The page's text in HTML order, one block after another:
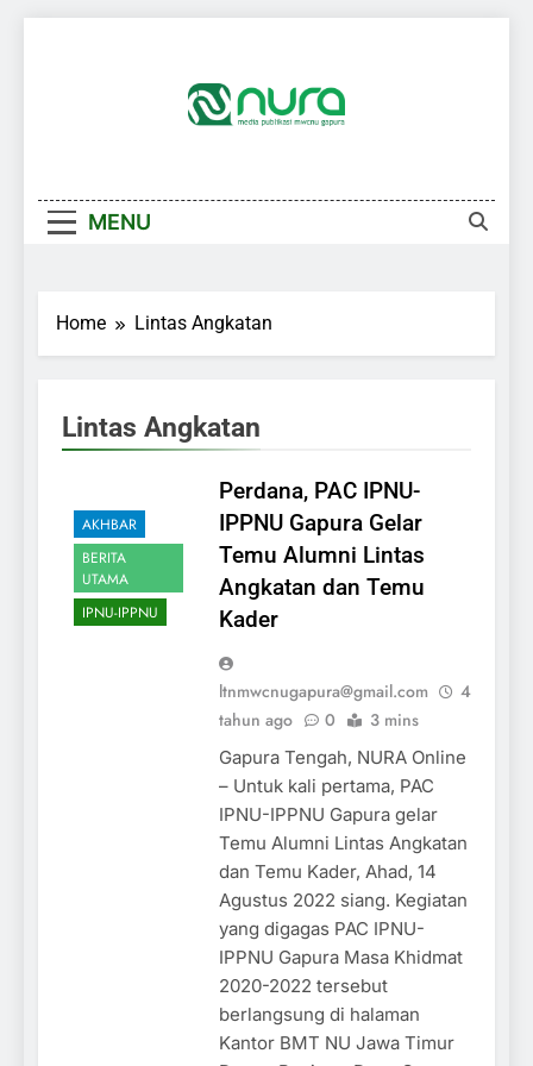
MENU
Home Lintas Angkatan
Lintas Angkatan
AKHBAR
BERITA
UTAMA
IPNU-IPPNU
Perdana, PAC IPNU-
IPPNU Gapura Gelar
Temu Alumni Lintas
Angkatan dan Temu
Kader
ltnmwcnugapura@gmail.com
4
tahun ago
0 3 mins
Gapura Tengah, NURA Online
– Untuk kali pertama, PAC
IPNU-IPPNU Gapura gelar
Temu Alumni Lintas Angkatan
dan Temu Kader, Ahad, 14
Agustus 2022 siang. Kegiatan
yang digagas PAC IPNU-
IPPNU Gapura Masa Khidmat
2020-2022 tersebut
berlangsung di halaman
Kantor BMT NU Jawa Timur